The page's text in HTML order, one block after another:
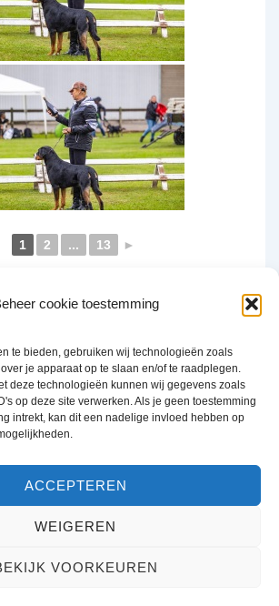
cookie toestemming
te bieden, gebruiken wij technologieën zoals
je apparaat op te slaan en/of te raadplegen.
deze technologieën kunnen wij gegevens zoals
op deze site verwerken. Als je geen toestemming
intrekt, kan dit een nadelige invloed hebben op
ACCEPTEREN
WEIGEREN
VOORKEUREN
1 2 ... 13 ►
verklaring Cookiebeleid (EU) Links